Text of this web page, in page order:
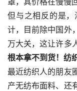
但与之相反的是
计，目前除中国外
万大关，这让许多
根本拿不到货！纺
最近纺织人的朋友
产无纺布面料、还